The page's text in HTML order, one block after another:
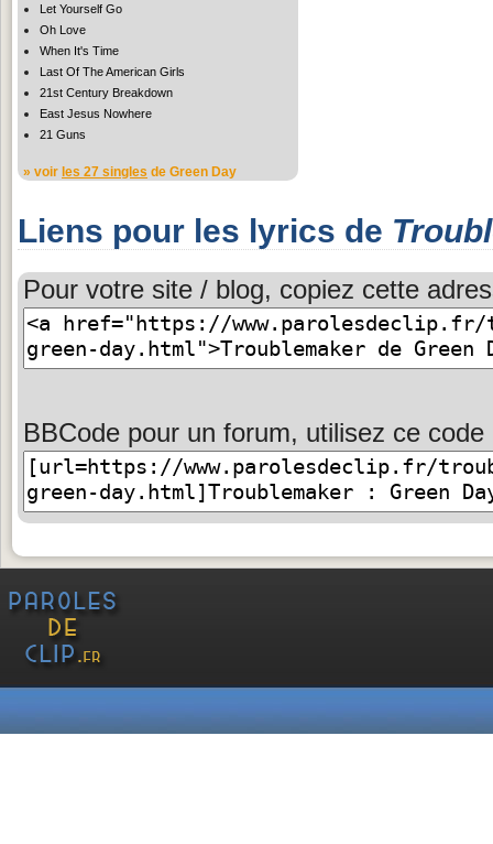
Let Yourself Go
Oh Love
When It's Time
Last Of The American Girls
21st Century Breakdown
East Jesus Nowhere
21 Guns
» voir les 27 singles de Green Day
Liens pour les lyrics de
Pour votre site / blog, copiez cette
BBCode pour un forum, utilisez ce code